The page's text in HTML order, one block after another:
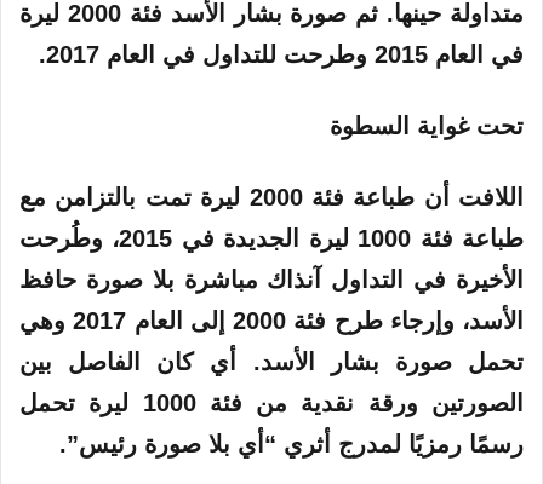
متداولة حينها. ثم صورة بشار الأسد فئة 2000 ليرة
في العام 2015 وطرحت للتداول في العام 2017.
تحت غواية السطوة
اللافت أن طباعة فئة 2000 ليرة تمت بالتزامن مع
طباعة فئة 1000 ليرة الجديدة في 2015، وطُرحت
الأخيرة في التداول آنذاك مباشرة بلا صورة حافظ
الأسد، وإرجاء طرح فئة 2000 إلى العام 2017 وهي
تحمل صورة بشار الأسد. أي كان الفاصل بين
الصورتين ورقة نقدية من فئة 1000 ليرة تحمل
رسمًا رمزيًا لمدرج أثري “أي بلا صورة رئيس”.